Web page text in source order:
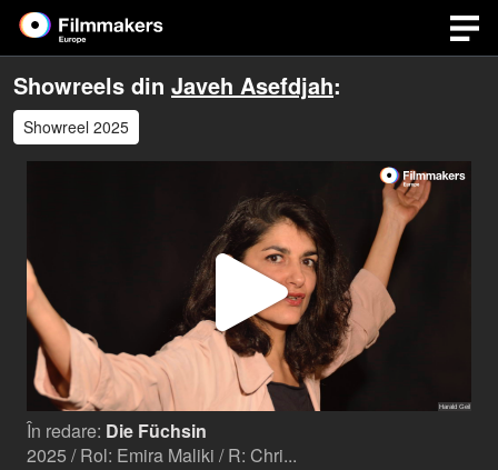
Showreels din Javeh Asefdjah:
Showreel 2025
Play
Video
În redare: Die Füchsin
2025 / Rol: Emira Maliki / R: Chri...